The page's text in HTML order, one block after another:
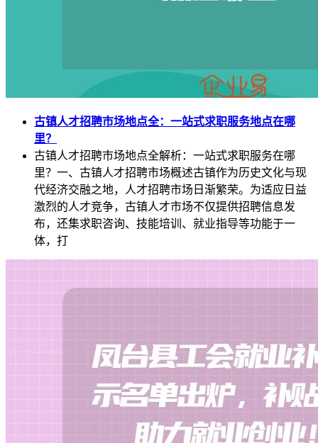
古镇人才招聘市场地点全：一站式求职服务地点在哪
里？
古镇人才招聘市场地点全解析：一站式求职服务在哪
里？一、古镇人才招聘市场概述古镇作为历史文化与现
代经济交融之地，人才招聘市场日渐繁荣。为适应日益
激烈的人才竞争，古镇人才市场不仅提供招聘信息发
布，还集求职咨询、技能培训、就业指导等功能于一
体，打